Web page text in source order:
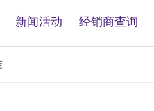
新闻活动 经销商查询